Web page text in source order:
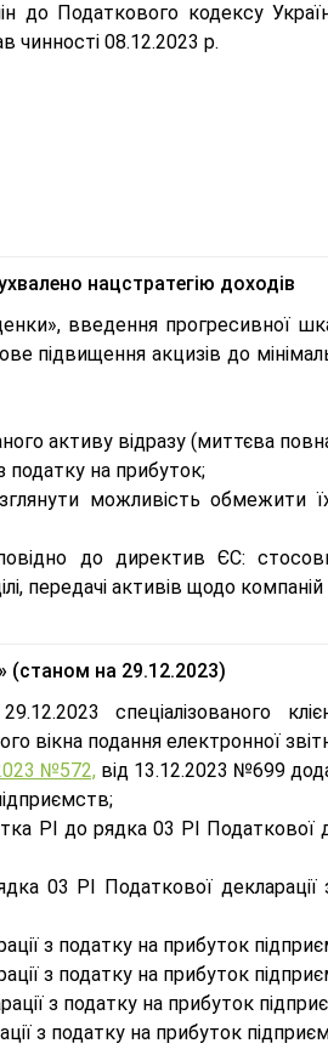
до Податкового кодексу
чинності 08.12.2023 р.
нацстратегію доходів
введення прогресивної
підвищення акцизів до
активу відразу (миттєва
податку на прибуток;
можливість обмежити
до директив ЄС:
передачі активів щодо
(станом на 29.12.2023)
спеціалізованого
вікна подання електронної
№572, від 13.12.2023 №699
РІ до рядка 03 РІ Податкової
03 РІ Податкової декларації
з податку на прибуток
з податку на прибуток
з податку на прибуток
з податку на прибуток